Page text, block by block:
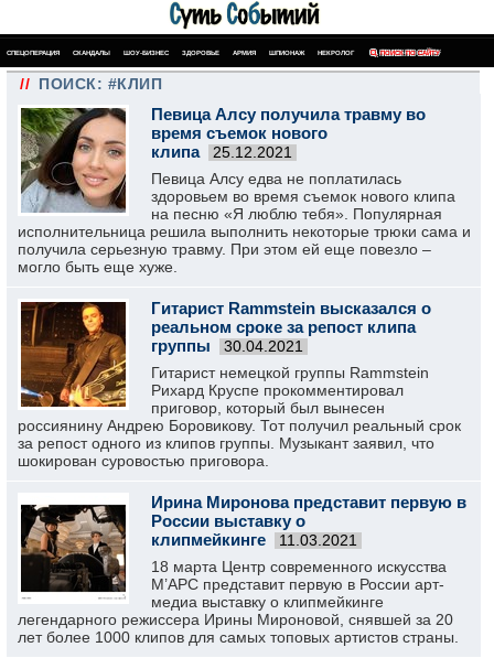
СПЕЦОПЕРАЦИЯ СКАНДАЛЫ ШОУ-БИЗНЕС ЗДОРОВЬЕ АРМИЯ ШПИОНАЖ НЕКРОЛОГ ПОИСК ПО САЙТУ
// ПОИСК: #КЛИП
Певица Алсу получила травму во
время съемок нового
клипа
25.12.2021
Певица Алсу едва не поплатилась
здоровьем во время съемок нового клипа
на песню «Я люблю тебя». Популярная
исполнительница решила выполнить некоторые трюки сама и
получила серьезную травму. При этом ей еще повезло –
могло быть еще хуже.
Гитарист Rammstein высказался о
реальном сроке за репост клипа
группы
30.04.2021
Гитарист немецкой группы Rammstein
Рихард Круспе прокомментировал
приговор, который был вынесен
россиянину Андрею Боровикову. Тот получил реальный срок
за репост одного из клипов группы. Музыкант заявил, что
шокирован суровостью приговора.
Ирина Миронова представит первую в
России выставку о
клипмейкинге
11.03.2021
18 марта Центр современного искусства
М’АРС представит первую в России арт-
медиа выставку о клипмейкинге
легендарного режиссера Ирины Мироновой, снявшей за 20
лет более 1000 клипов для самых топовых артистов страны.